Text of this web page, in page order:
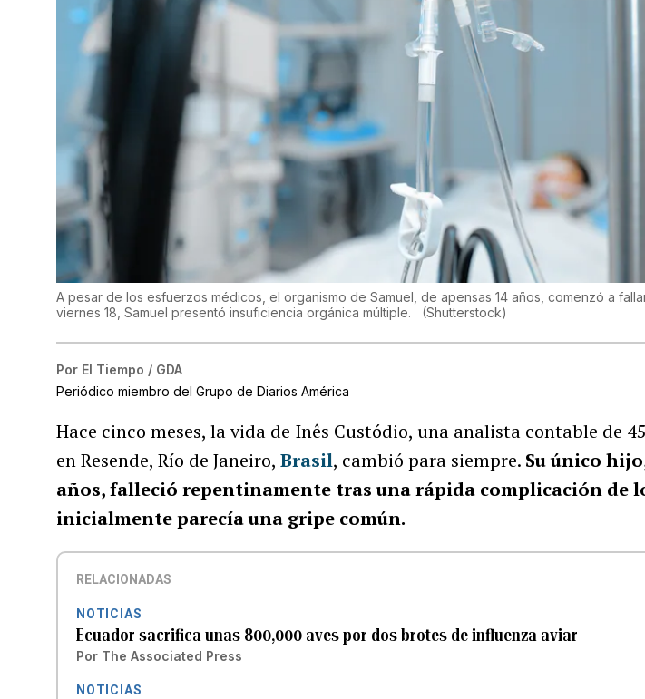
A pesar de los esfuerzos médicos, el organismo de Samuel, de apensas 14 años, comenzó a
viernes 18, Samuel presentó insuficiencia orgánica múltiple. (Shutterstock)
Por El Tiempo / GDA
Periódico miembro del Grupo de Diarios América
Hace cinco meses, la vida de Inês Custódio, una analista contable de
en Resende, Río de Janeiro,Brasil, cambió para siempre. Su único
años, falleció repentinamente tras una rápida complicación de
inicialmente parecía una gripe común.
RELACIONADAS
NOTICIAS
Ecuador sacrifica unas 800,000 aves por dos brotes de influenza aviar
Por The Associated Press
NOTICIAS